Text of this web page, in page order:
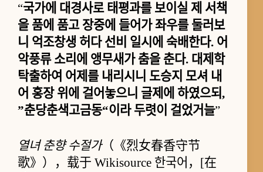
“국가에 대경사로 태평과를 보이실 제 서책
을 품에 품고 장중에 들어가 좌우를 둘러보
니 억조창생 허다 선비 일시에 숙배한다. 어
악풍류 소리에 앵무새가 춤을 춘다. 대제학
탁출하여 어제를 내리시니 도승지 모셔 내
어 홍장 위에 걸어놓으니 글제에 하였으되,
”춘당춘색고금동“이라 두렷이 걸었거늘”
열녀 춘향 수절가（《烈女春香守节
歌》），载于 Wikisource 한국어，[在